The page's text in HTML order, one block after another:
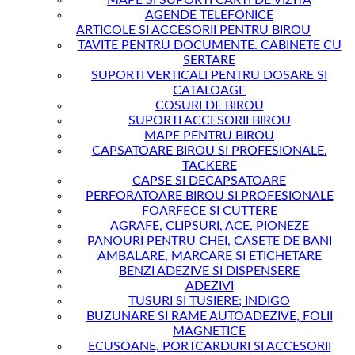
AGENDE TELEFONICE
ARTICOLE SI ACCESORII PENTRU BIROU
TAVITE PENTRU DOCUMENTE. CABINETE CU
SERTARE
SUPORTI VERTICALI PENTRU DOSARE SI
CATALOAGE
COSURI DE BIROU
SUPORTI ACCESORII BIROU
MAPE PENTRU BIROU
CAPSATOARE BIROU SI PROFESIONALE.
TACKERE
CAPSE SI DECAPSATOARE
PERFORATOARE BIROU SI PROFESIONALE
FOARFECE SI CUTTERE
AGRAFE, CLIPSURI, ACE, PIONEZE
PANOURI PENTRU CHEI, CASETE DE BANI
AMBALARE, MARCARE SI ETICHETARE
BENZI ADEZIVE SI DISPENSERE
ADEZIVI
TUSURI SI TUSIERE; INDIGO
BUZUNARE SI RAME AUTOADEZIVE, FOLII
MAGNETICE
ECUSOANE, PORTCARDURI SI ACCESORII